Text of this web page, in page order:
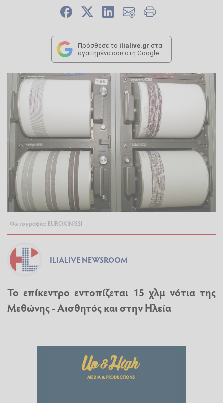
Πρόσθεσε το ilialive.gr στα
αγαπημένα σου στη Google
Φωτογραφία: EUROKINISSI
ILIALIVE NEWSROOM
Το επίκεντρο εντοπίζεται 15 χλμ νότια της
Μεθώνης - Αισθητός και στην Ηλεία